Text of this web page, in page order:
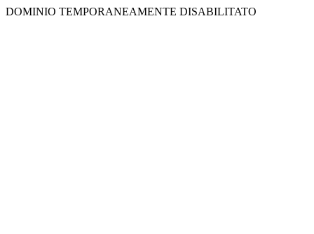
DOMINIO TEMPORANEAMENTE DISABILITATO